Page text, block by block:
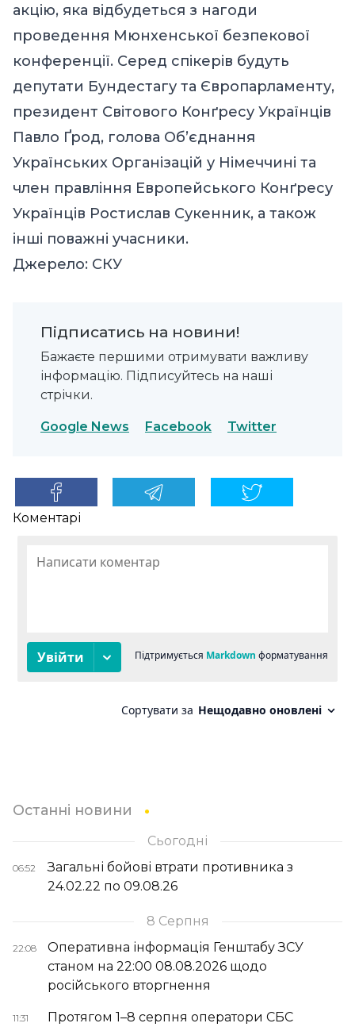
акцію, яка відбудеться з нагоди
проведення Мюнхенської безпекової
конференції. Серед спікерів будуть
депутати Бундестагу та Європарламенту,
президент Світового Конґресу Українців
Павло Ґрод, голова Об’єднання
Українських Організацій у Німеччині та
член правління Европейського Конґресу
Українців Ростислав Сукенник, а також
інші поважні учасники.
Джерело: СКУ
Підписатись на новини!
Бажаєте першими отримувати важливу
інформацію. Підписуйтесь на наші
стрічки.
Google News Facebook Twitter
Коментарі
Останні новини
Сьогодні
06:52
Загальні бойові втрати противника з
24.02.22 по 09.08.26
8 Серпня
22:08
Оперативна інформація Генштабу ЗСУ
станом на 22:00 08.08.2026 щодо
російського вторгнення
11:31 Протягом 1–8 серпня оператори СБС